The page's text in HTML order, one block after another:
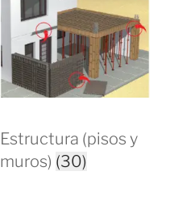
Estructura (pisos y
muros) (30)